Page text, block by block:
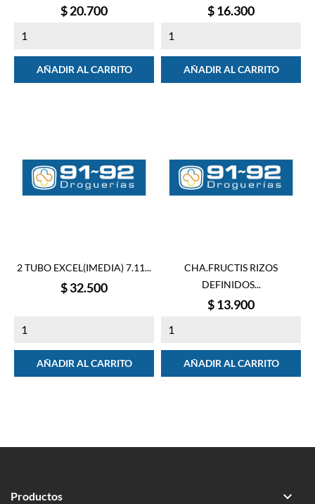
Precio
$ 20.700
AÑADIR AL CARRITO
Precio
$ 16.300
AÑADIR AL CARRITO
2 TUBO EXCEL(IMEDIA) 7.11...
Precio
$ 32.500
AÑADIR AL CARRITO
CHA.FRUCTIS RIZOS
DEFINIDOS...
Precio
$ 13.900
AÑADIR AL CARRITO
Productos 